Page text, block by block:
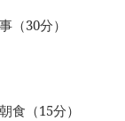
30分）
（15分）